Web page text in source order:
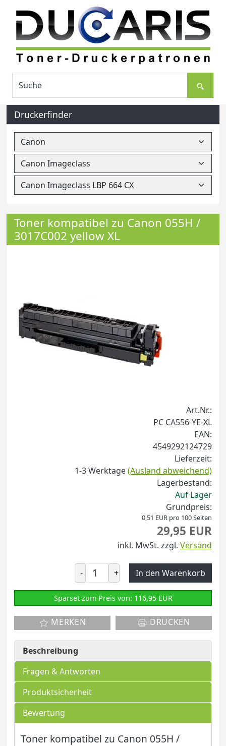
Druckerfinder
Toner kompatibel zu Canon 055H /
3017C002 yellow XL
Art.Nr.:
PC CA556-YE-XL
EAN:
4549292124729
Lieferzeit:
1-3 Werktage(Ausland abweichend)
Lagerbestand:
Auf Lager
Grundpreis:
0,51 EUR pro 100 Seiten
29,95 EUR
inkl. MwSt. zzgl. Versand
- + In den Warenkorb
Sparset zum Preis von: 116,95 EUR
MERKEN DRUCKEN
Beschreibung
Fragen & Antworten
Produktsicherheit
Bewertung
Toner kompatibel zu Canon 055H /